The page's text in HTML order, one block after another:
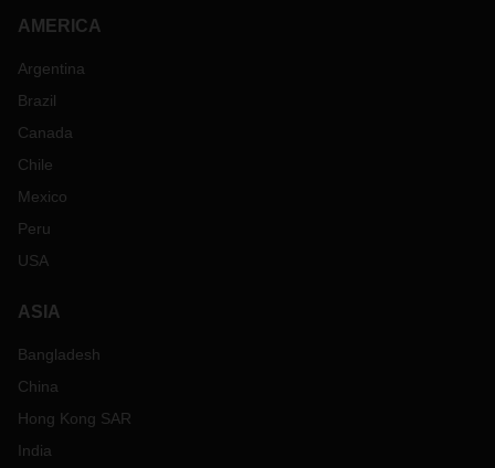
AMERICA
Argentina
Brazil
Canada
Chile
Mexico
Peru
USA
ASIA
Bangladesh
China
Hong Kong SAR
India